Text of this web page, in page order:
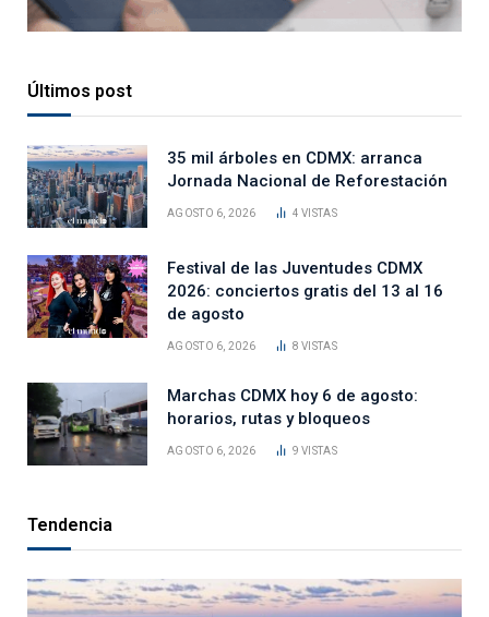
Últimos post
35 mil árboles en CDMX: arranca
Jornada Nacional de Reforestación
AGOSTO 6, 2026 4VISTAS
Festival de las Juventudes CDMX
2026: conciertos gratis del 13 al 16
de agosto
AGOSTO 6, 2026 8VISTAS
Marchas CDMX hoy 6 de agosto:
horarios, rutas y bloqueos
AGOSTO 6, 2026 9VISTAS
Tendencia